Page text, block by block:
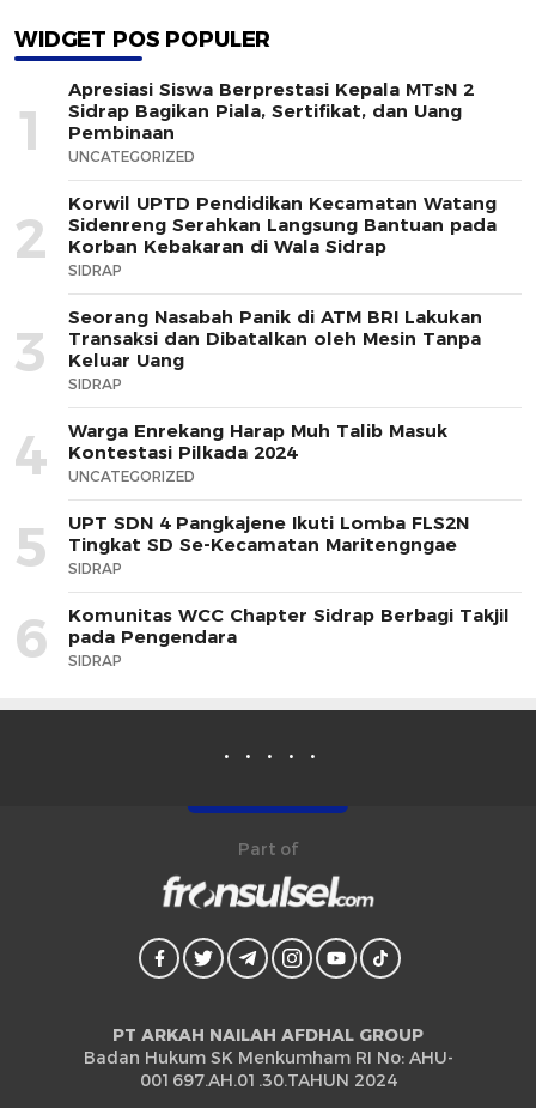
WIDGET POS POPULER
1
Apresiasi Siswa Berprestasi Kepala MTsN 2
Sidrap Bagikan Piala, Sertifikat, dan Uang
Pembinaan
UNCATEGORIZED
2
Korwil UPTD Pendidikan Kecamatan Watang
Sidenreng Serahkan Langsung Bantuan pada
Korban Kebakaran di Wala Sidrap
SIDRAP
3
Seorang Nasabah Panik di ATM BRI Lakukan
Transaksi dan Dibatalkan oleh Mesin Tanpa
Keluar Uang
SIDRAP
4
Warga Enrekang Harap Muh Talib Masuk
Kontestasi Pilkada 2024
UNCATEGORIZED
5
UPT SDN 4 Pangkajene Ikuti Lomba FLS2N
Tingkat SD Se-Kecamatan Maritengngae
SIDRAP
6
Komunitas WCC Chapter Sidrap Berbagi Takjil
pada Pengendara
SIDRAP
Part of
PT ARKAH NAILAH AFDHAL GROUP
Badan Hukum SK Menkumham RI No: AHU-
001697.AH.01.30.TAHUN 2024